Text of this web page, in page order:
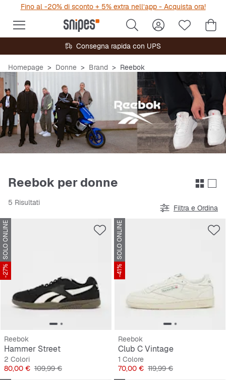
Fino al -20% di sconto + 5% extra nell’app - Acquista ora!
Consegna rapida con UPS
Homepage Donne Brand Reebok
Reebok per donne
5 Risultati
Filtra e Ordina
SOLO ONLINE
-27%
Reebok
Hammer Street
2 Colori
Prezzo
80,00 € Prezzo originale
109,99 €
SOLO ONLINE
-41%
Reebok
Club C Vintage
1 Colore
Prezzo
70,00 € Prezzo originale
119,99 €